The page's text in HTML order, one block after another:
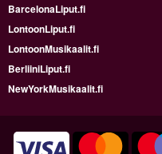
BarcelonaLiput.fi
LontoonLiput.fi
LontoonMusikaalit.fi
BerliiniLiput.fi
NewYorkMusikaalit.fi